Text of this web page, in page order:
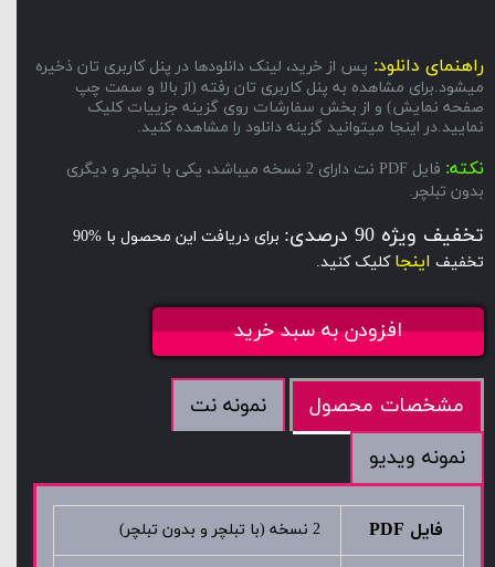
راهنمای دانلود: پس از خرید، لینک دانلودها در پنل کاربری تان ذخیره
میشود.برای مشاهده به پنل کاربری تان رفته (از بالا و سمت چپ
صفحه نمایش) و از بخش سفارشات روی گزینه جزییات کلیک
نمایید.در اینجا میتوانید گزینه دانلود را مشاهده کنید.
نکته:
فایل PDF نت دارای 2 نسخه میباشد، یکی با تبلچر و دیگری
بدون تبلچر.
تخفیف ویژه 90 درصدی:
برای دریافت این محصول با %90
تخفیف اینجا کلیک کنید.
افزودن به سبد خرید
مشخصات محصول
نمونه نت
نمونه ویدیو
فایل PDF 2 نسخه (با تبلچر و بدون تبلچر)